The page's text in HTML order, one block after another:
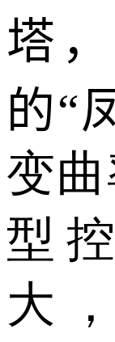
塔
的“
变
型
大